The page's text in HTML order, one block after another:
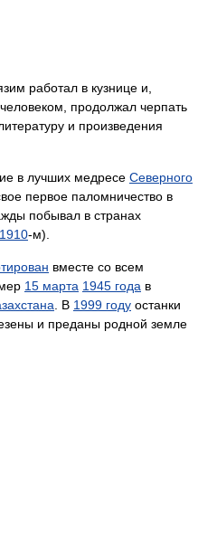
работал в кузнице и,
продолжал черпать
и произведения
в лучших медресе Северного
первое паломничество в
побывал в странах
1910-м).
вместе со всем
15 марта 1945 года в
. В 1999 году останки
и преданы родной земле